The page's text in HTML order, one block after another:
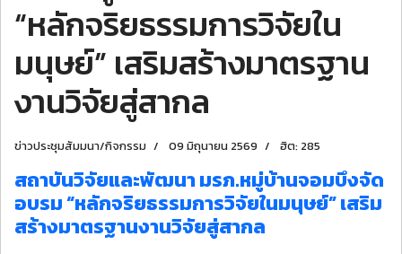
“หลักจริยธรรมการวิจัยใน
มนุษย์” เสริมสร้างมาตรฐาน
งานวิจัยสู่สากล
ข่าวประชุมสัมมนา/กิจกรรม 09 มิถุนายน 2569 ฮิต: 285
สถาบันวิจัยและพัฒนา มรภ.หมู่บ้านจอมบึงจัด
อบรม “หลักจริยธรรมการวิจัยในมนุษย์” เสริม
สร้างมาตรฐานงานวิจัยสู่สากล